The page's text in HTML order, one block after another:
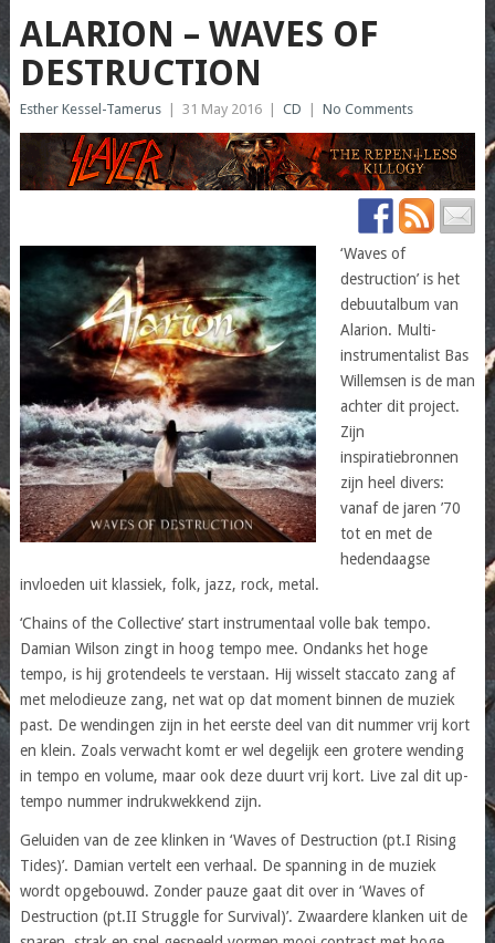
ALARION – WAVES OF
DESTRUCTION
Esther Kessel-Tamerus 31 May 2016 CD No Comments
‘Waves of
destruction’ is het
debuutalbum van
Alarion. Multi-
instrumentalist Bas
Willemsen is de man
achter dit project.
Zijn
inspiratiebronnen
zijn heel divers:
vanaf de jaren ’70
tot en met de
hedendaagse
invloeden uit klassiek, folk, jazz, rock, metal.
‘Chains of the Collective’ start instrumentaal volle bak tempo.
Damian Wilson zingt in hoog tempo mee. Ondanks het hoge
tempo, is hij grotendeels te verstaan. Hij wisselt staccato zang af
met melodieuze zang, net wat op dat moment binnen de muziek
past. De wendingen zijn in het eerste deel van dit nummer vrij kort
en klein. Zoals verwacht komt er wel degelijk een grotere wending
in tempo en volume, maar ook deze duurt vrij kort. Live zal dit up-
tempo nummer indrukwekkend zijn.
Geluiden van de zee klinken in ‘Waves of Destruction (pt.I Rising
Tides)’. Damian vertelt een verhaal. De spanning in de muziek
wordt opgebouwd. Zonder pauze gaat dit over in ‘Waves of
Destruction (pt.II Struggle for Survival)’. Zwaardere klanken uit de